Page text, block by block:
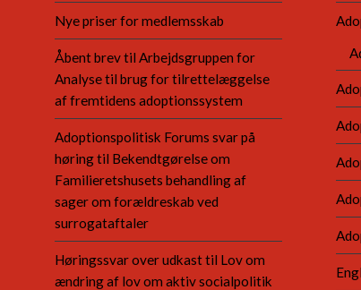
Nye priser for medlemsskab
Åbent brev til Arbejdsgruppen for
Analyse til brug for tilrettelæggelse
af fremtidens adoptionssystem
Adoptionspolitisk Forums svar på
høring til Bekendtgørelse om
Familieretshusets behandling af
sager om forældreskab ved
surrogataftaler
Høringssvar over udkast til Lov om
ændring af lov om aktiv socialpolitik